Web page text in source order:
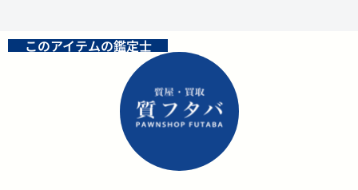
このアイテムの鑑定士